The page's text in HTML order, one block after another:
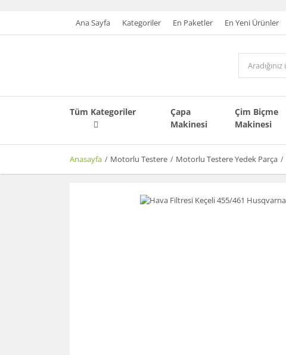
Ana Sayfa Kategoriler En Paketler En Yeni Ürünler
Tüm Kategoriler
Çapa
Makinesi
Çim Biçme
Makinesi
Anasayfa Motorlu Testere Motorlu Testere Yedek Parça